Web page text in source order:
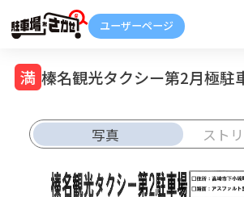
榛名観光タクシー第2月極駐
写真 スト